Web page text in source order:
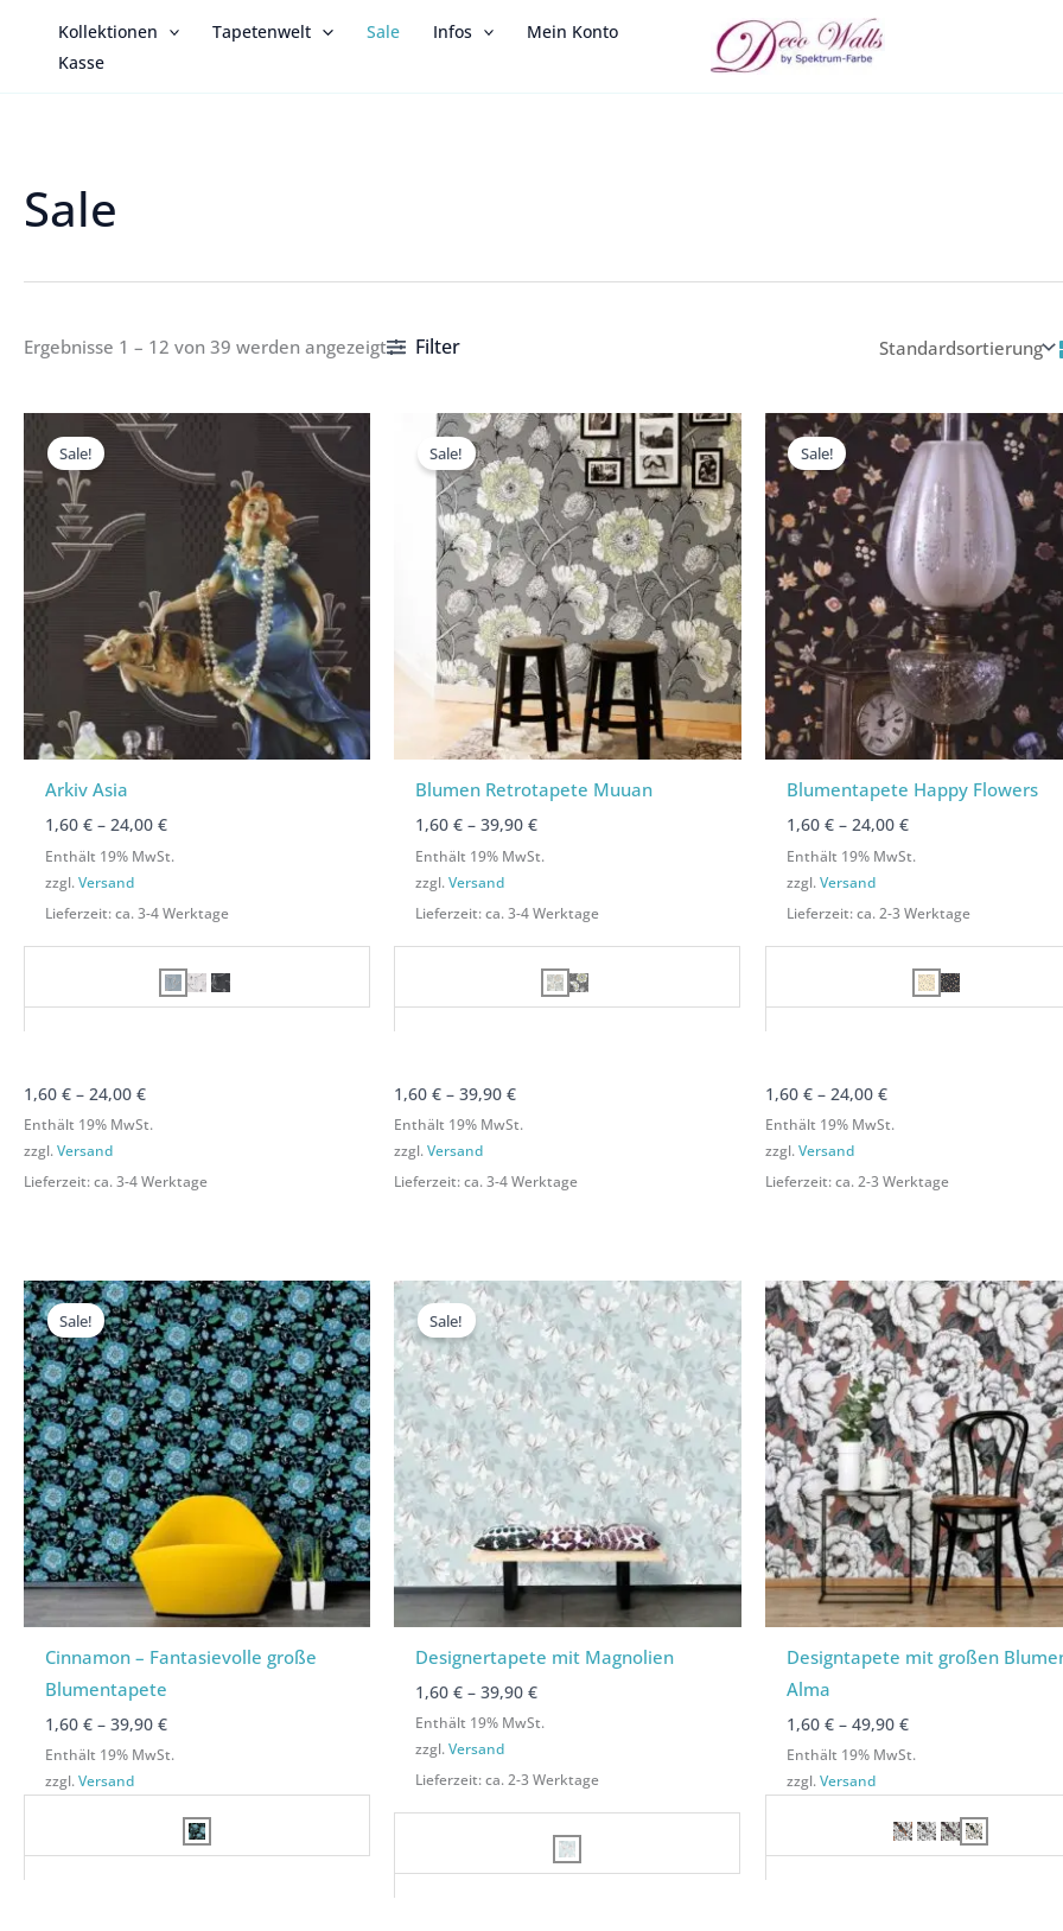
Kollektionen Tapetenwelt Sale Infos
Mein Konto
Kasse
Sale
Ergebnisse 1 – 12 von 39 werden angezeigt Filter
Sale!
Arkiv Asia
1,60 € – 24,00 €
Preisspanne:
1,60 €
bis
24,00 €
Enthält 19% MwSt.
zzgl.Versand
Lieferzeit: ca. 3-4 Werktage
1,60 € – 24,00 €
Preisspanne:
1,60 €
bis
24,00 €
Enthält 19% MwSt.
zzgl.Versand
Lieferzeit: ca. 3-4 Werktage
Sale!
Blumen Retrotapete Muuan
1,60€ –39,90€
Preisspanne:
1,60 €
bis
39,90 €
Enthält 19% MwSt.
zzgl.Versand
Lieferzeit: ca. 3-4 Werktage
1,60€ –39,90€
Preisspanne:
1,60 €
bis
39,90 €
Enthält 19% MwSt.
zzgl.Versand
Lieferzeit: ca. 3-4 Werktage
Sale!
Blumentapete Happy Flowers
1,60 € – 24,00 €
Preisspanne:
1,60 €
bis
24,00 €
Enthält 19% MwSt.
zzgl.Versand
Lieferzeit: ca. 2-3 Werktage
1,60 € – 24,00 €
Preisspanne:
1,60 €
bis
24,00 €
Enthält 19% MwSt.
zzgl.Versand
Lieferzeit: ca. 2-3 Werktage
Sale!
Cinnamon – Fantasievolle große
Blumentapete
1,60 € – 39,90 €
Preisspanne:
1,60 €
bis
39,90 €
Enthält 19% MwSt.
zzgl.Versand
Preisspanne:
1,60 €
bis
39,90 €
Sale!
Designertapete mit Magnolien
1,60€ –39,90€
Preisspanne:
1,60 €
bis
39,90 €
Enthält 19% MwSt.
zzgl.Versand
Lieferzeit: ca. 2-3 Werktage
Preisspanne:
1,60 €
bis
39,90 €
Designtapete mit großen
Alma
1,60 € – 49,90 €
Preisspanne:
1,60 €
bis
49,90 €
Enthält 19% MwSt.
zzgl.Versand
Preisspanne:
1,60 €
bis
49,90 €